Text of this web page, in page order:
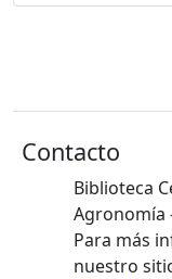
Contacto
Biblioteca
Agronomía
Para más
nuestro